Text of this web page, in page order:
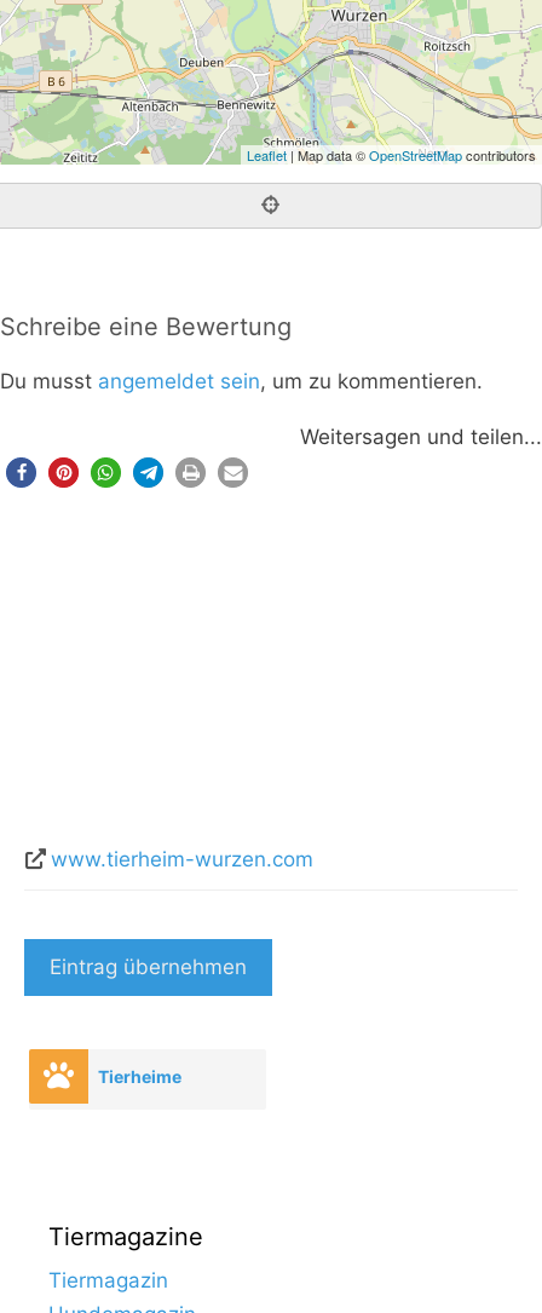
Leaflet | Map data ©OpenStreetMapcontributors
Schreibe eine Bewertung
Du musst angemeldet sein, um zu kommentieren.
Weitersagen und teilen...
www.tierheim-wurzen.com
Eintrag übernehmen
Tierheime
Tiermagazine
Tiermagazin